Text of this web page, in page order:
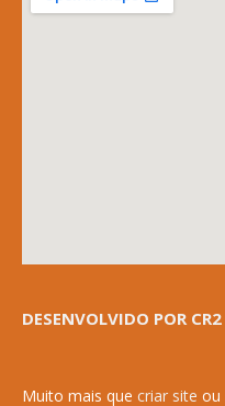
DESENVOLVIDO POR CR2
Muito mais que criar site ou